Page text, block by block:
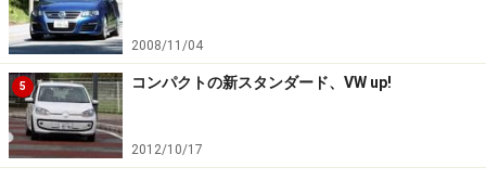
いレベルに達している。あれもこれもできる、ではな
く、本当に必要な機能に磨きをかける。これもまた実用
車の正しい方向性というべきだろう。
2008/11/04
5 コンパクトの新スタンダード、VW up!
2012/10/17